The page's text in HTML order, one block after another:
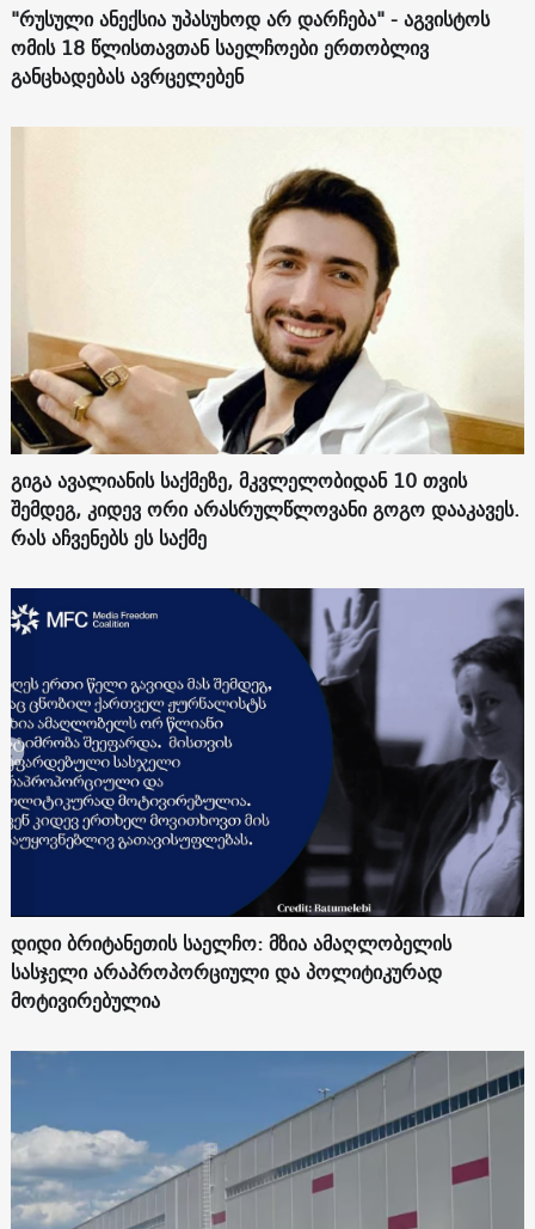
"რუსული ანექსია უპასუხოდ არ დარჩება" - აგვისტოს
ომის 18 წლისთავთან საელჩოები ერთობლივ
განცხადებას ავრცელებენ
გიგა ავალიანის საქმეზე, მკვლელობიდან 10 თვის
შემდეგ, კიდევ ორი არასრულწლოვანი გოგო დააკავეს.
რას აჩვენებს ეს საქმე
დიდი ბრიტანეთის საელჩო: მზია ამაღლობელის
სასჯელი არაპროპორციული და პოლიტიკურად
მოტივირებულია